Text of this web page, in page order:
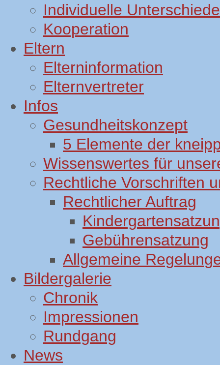
Individuelle Unterschiede
Kooperation
Eltern
Elterninformation
Elternvertreter
Infos
Gesundheitskonzept
5 Elemente der
Wissenswertes für
Rechtliche Vorschriften
Rechtlicher Auftrag
Gebührensatzung
Allgemeine
Bildergalerie
Chronik
Impressionen
Rundgang
News